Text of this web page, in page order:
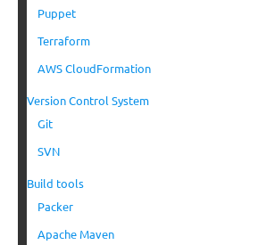
Puppet
Terraform
AWS CloudFormation
Version Control System
Git
SVN
Build tools
Packer
Apache Maven